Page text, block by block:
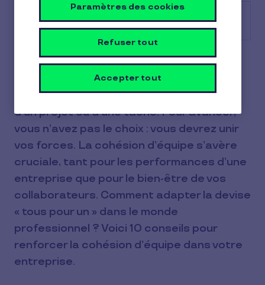
Sommaire
Selon une étude de LinkedIn, 97 % des
cadres estiment que le manque de
cohésion d’équipe impacte les résultats
d’un projet ou d’une tâche. Pour avancer,
vous n’avez pas le choix : vous devrez unir
vos forces. La cohésion d’équipe s’avère
cruciale, tant pour les performances d’une
entreprise que pour le bien-être de vos
collaborateurs. Comment adapter la devise
« tous pour un » dans le monde
professionnel ? Voici 10 conseils pour
renforcer la cohésion d’équipe dans votre
entreprise.
Paramètres des cookies
Refuser tout
Accepter tout